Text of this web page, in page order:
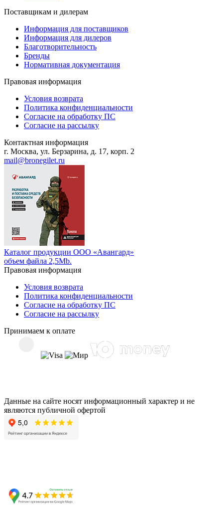
Поставщикам и дилерам
Информация для поставщиков
Информация для дилеров
Благотворительность
Бренды
Нормативная документация
Правовая информация
Условия возврата
Политика конфиденциальности
Согласие на обработку ПС
Согласие на рассылку
Контактная информация
г. Москва, ул. Берзарина, д. 17, корп. 2
mail@bronegilet.ru
Каталог продукции ООО «Авангард»
объем файла 2,5Mb.
Правовая информация
Условия возврата
Политика конфиденциальности
Согласие на обработку ПС
Согласие на рассылку
Принимаем к оплате
Данные на сайте носят информационный характер и не
являются публичной офертой